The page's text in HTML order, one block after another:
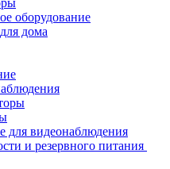
оборудование
дома
для видеонаблюдения
и резервного питания